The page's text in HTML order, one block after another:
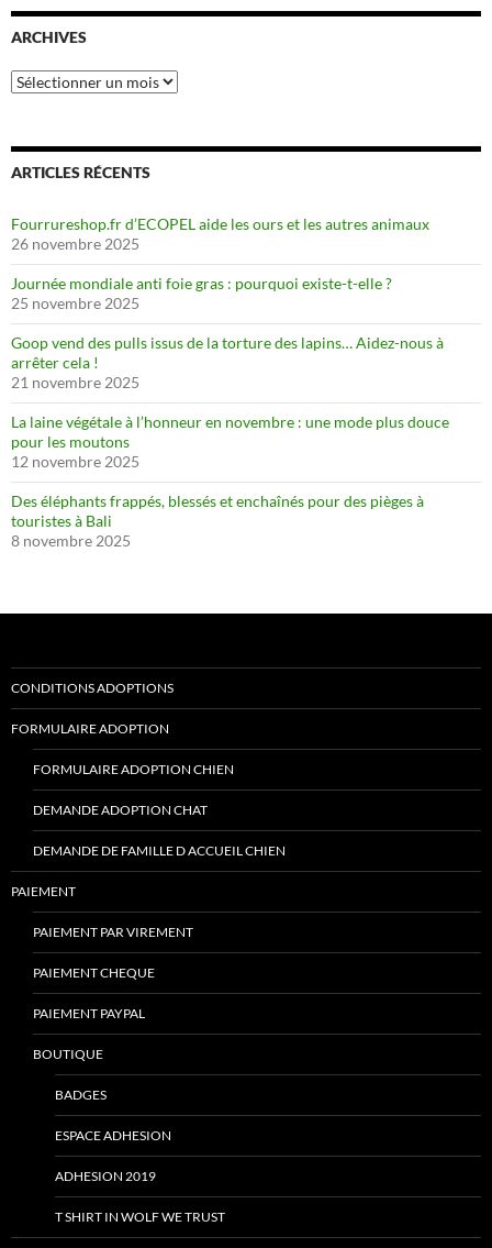
ARCHIVES
Archives
ARTICLES RÉCENTS
Fourrureshop.fr d’ECOPEL aide les ours et les autres animaux
26 novembre 2025
Journée mondiale anti foie gras : pourquoi existe-t-elle ?
25 novembre 2025
Goop vend des pulls issus de la torture des lapins… Aidez-nous à
arrêter cela !
21 novembre 2025
La laine végétale à l’honneur en novembre : une mode plus douce
pour les moutons
12 novembre 2025
Des éléphants frappés, blessés et enchaînés pour des pièges à
touristes à Bali
8 novembre 2025
CONDITIONS ADOPTIONS
FORMULAIRE ADOPTION
FORMULAIRE ADOPTION CHIEN
DEMANDE ADOPTION CHAT
DEMANDE DE FAMILLE D ACCUEIL CHIEN
PAIEMENT
PAIEMENT PAR VIREMENT
PAIEMENT CHEQUE
PAIEMENT PAYPAL
BOUTIQUE
BADGES
ESPACE ADHESION
ADHESION 2019
T SHIRT IN WOLF WE TRUST